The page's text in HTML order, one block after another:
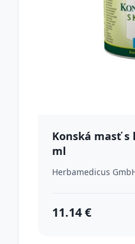
Konská masť s
ml
Herbamedicus
11.14 €